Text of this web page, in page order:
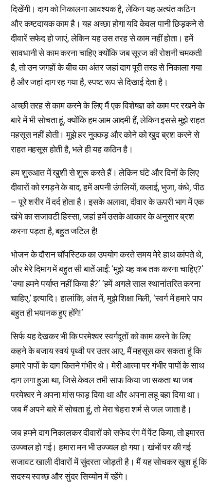
दिखेंगी। दाग को निकालना आवश्यक है, लेकिन यह अत्यंत कठिन
और कष्टदायक काम है। यह अच्छा होगा यदि केवल पानी छिड़कने से
दीवारें सफेद हो जाएं, लेकिन यह उस तरह से काम नहीं होता। हमें
सावधानी से काम करना चाहिए क्योंकि जब सूरज की रोशनी चमकती
है, तो उन जगहों के बीच का अंतर जहां दाग पूरी तरह से निकाला गया
है और जहां दाग रह गया है, स्पष्ट रूप से दिखाई देता है।
अच्छी तरह से काम करने के लिए मैं एक विशेषज्ञ को काम पर रखने के
बारे में भी सोचता हूं, क्योंकि हम आम आदमी हैं, लेकिन इससे मुझे राहत
महसूस नहीं होती। मुझे हर नुक्कड़ और कोने को खुद ब्रश करने से
राहत महसूस होती है, भले ही यह कठिन है।
हम शुरुआत में खुशी से शुरू करते हैं। लेकिन घंटे और दिनों के लिए
दीवारों को रगड़ने के बाद, हमें अपनी उंगलियों, कलाई, भुजा, कंधे, पीठ
– पूरे शरीर में दर्द होता है। इसके अलावा, दीवार के ऊपरी भाग में एक
खंभे का सजावटी हिस्सा, जहां हमें उसके आकार के अनुसार ब्रश
करना पड़ता है, बहुत जटिल है!
भोजन के दौरान चॉपस्टिक का उपयोग करते समय मेरे हाथ कांपते थे,
और मेरे दिमाग में बहुत सी बातें आईं: ‘मुझे यह कब तक करना चाहिए?’
‘क्या हमने पर्याप्त नहीं किया है?’ ‘हमें अगले साल स्थानांतरित करना
चाहिए,’ इत्यादि। हालांकि, अंत में, मुझे शिक्षा मिली, ‘स्वर्ग में हमारे पाप
बहुत ही भयानक हुए होंगे!’
सिर्फ यह देखकर भी कि परमेश्वर स्वर्गदूतों को काम करने के लिए
कहने के बजाय स्वयं पृथ्वी पर उतर आए, मैं महसूस कर सकता हूं कि
हमारे पापों के दाग कितने गंभीर थे। मेरी आत्मा पर गंभीर पापों के साथ
दाग लगा हुआ था, जिसे केवल तभी साफ किया जा सकता था जब
परमेश्वर ने अपना मांस फाड़ दिया था और अपना लहू बहा दिया था।
जब मैं अपने बारे में सोचता हूं, तो मेरा चेहरा शर्म से जल जाता है।
जब हमने दाग निकालकर दीवारों को सफेद रंग में पेंट किया, तो इमारत
उज्ज्वल हो गई। हमारा मन भी उज्ज्वल हो गया। खंभों पर की गई
सजावट खाली दीवारों में सुंदरता जोड़ती है। मैं यह सोचकर खुश हूं कि
सदस्य स्वच्छ और सुंदर सिय्योन में रहेंगे।